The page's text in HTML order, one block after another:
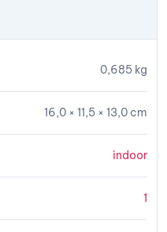
0,685 kg
16,0 × 11,5 × 13,0 cm
indoor
1